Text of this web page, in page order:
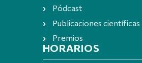
Pódcast
Publicaciones científicas
Premios
HORARIOS